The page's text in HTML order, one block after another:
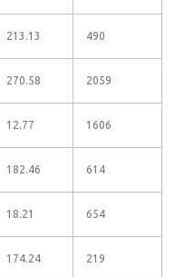
213.13 490
270.58 2059
12.77 1606
182.46 614
18.21 654
174.24 219